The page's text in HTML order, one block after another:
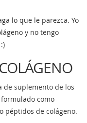
lo que le parezca. Yo
y no tengo
de suplemento de los
como
péptidos de colágeno.